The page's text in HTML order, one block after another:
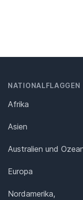
NATIONALFLAGGEN
Afrika
Asien
Australien und
Europa
Nordamerika,